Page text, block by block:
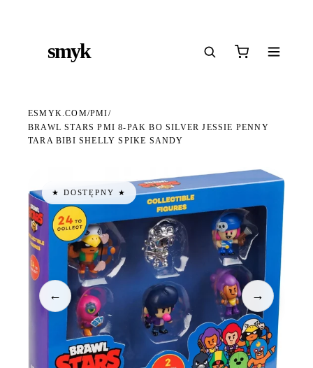
smyk
ESMYK.COM/PMI/
BRAWL STARS PMI 8-PAK BO SILVER JESSIE PENNY
TARA BIBI SHELLY SPIKE SANDY
★ DOSTĘPNY ★
← →